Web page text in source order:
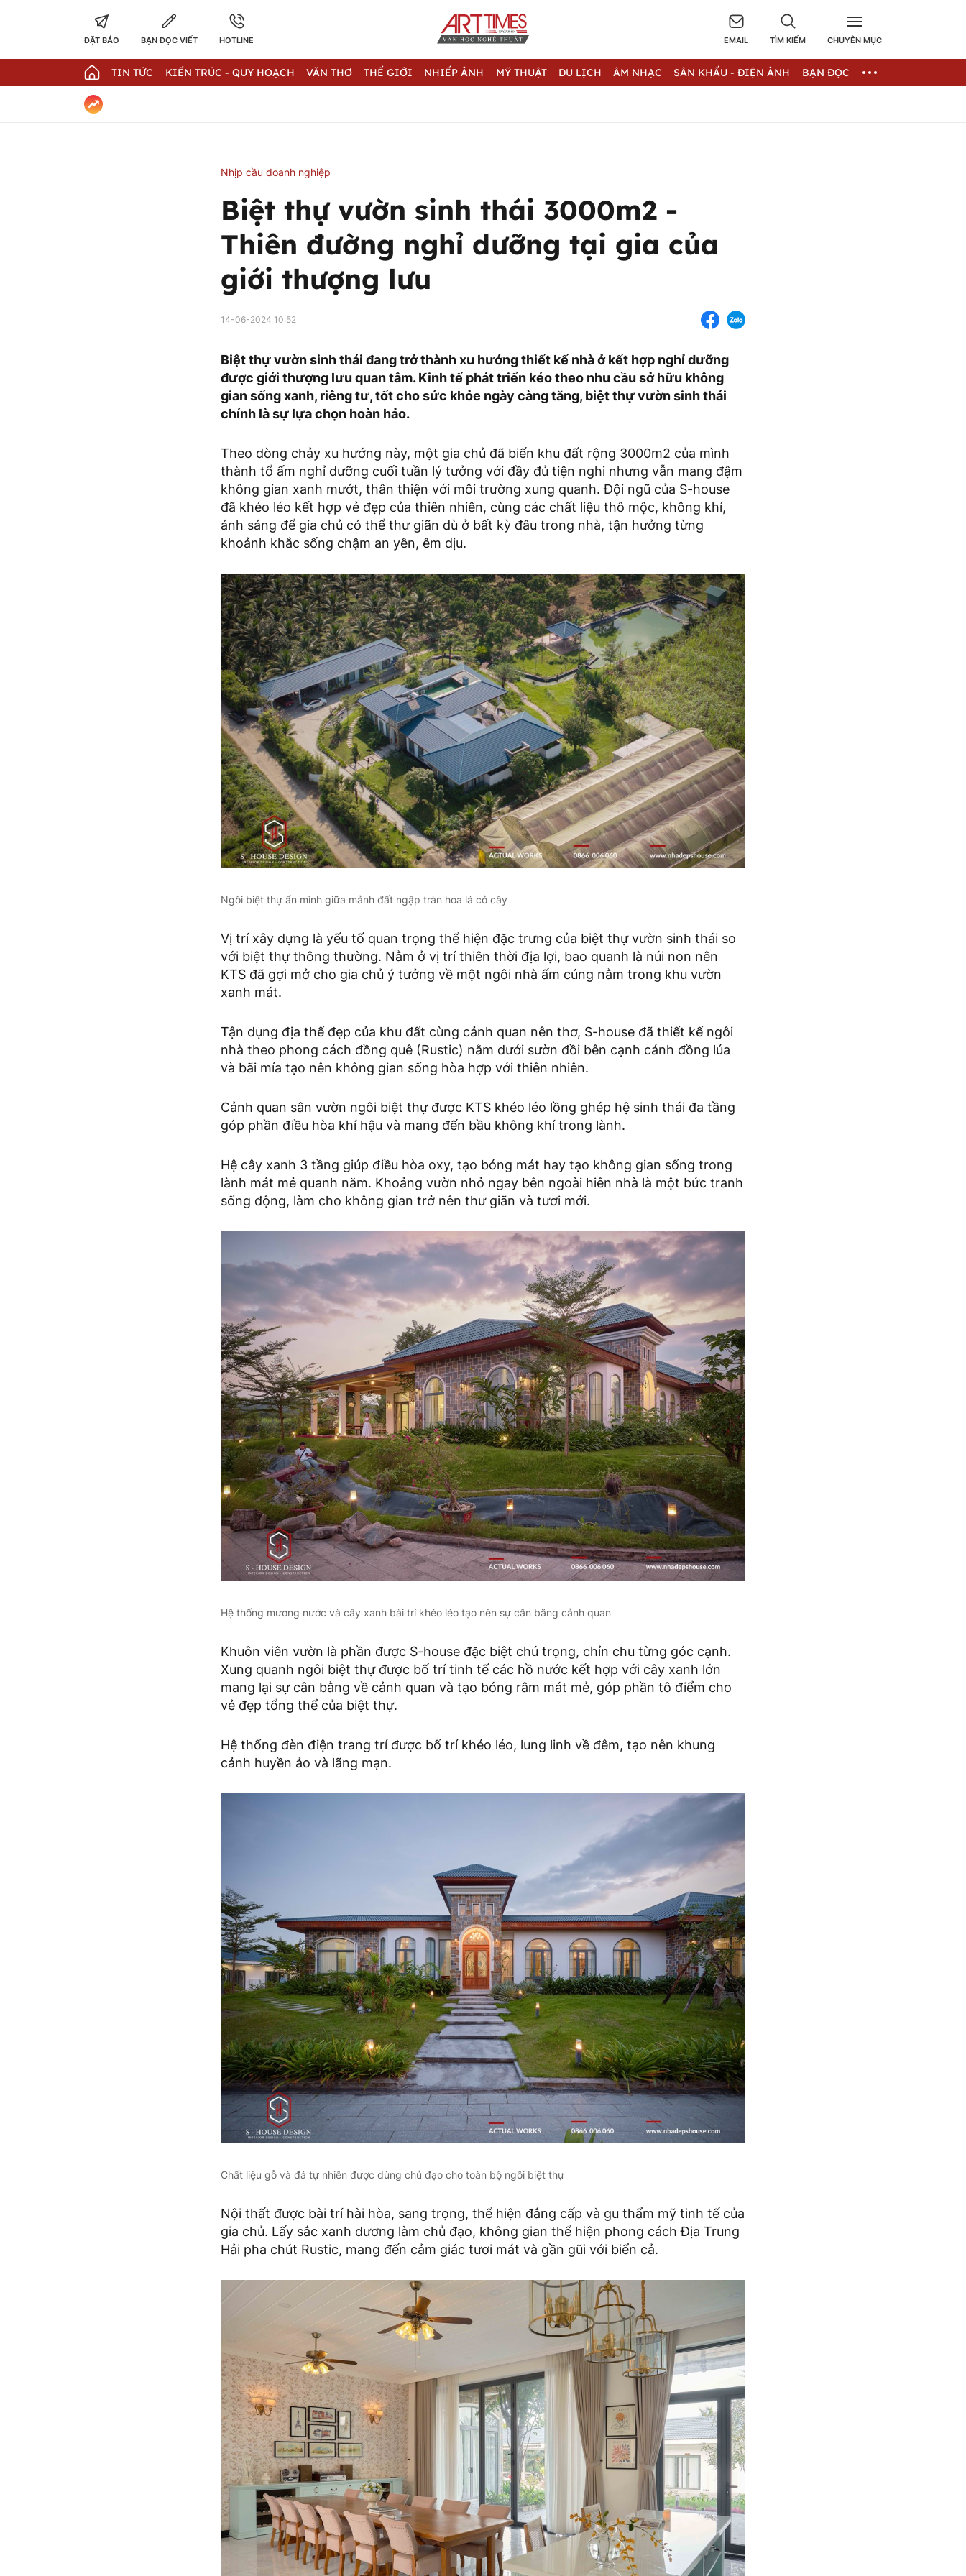
ĐẶT BÁO BẠN ĐỌC VIẾT HOTLINE EMAIL TÌM KIẾM CHUYÊN MỤC
TIN TỨC KIẾN TRÚC - QUY HOẠCH VĂN THƠ THẾ GIỚI NHIẾP ẢNH MỸ THUẬT DU LỊCH ÂM NHẠC SÂN KHẤU - ĐIỆN ẢNH BẠN ĐỌC
Nhịp cầu doanh nghiệp
Biệt thự vườn sinh thái 3000m2 -
Thiên đường nghỉ dưỡng tại gia của
giới thượng lưu
14-06-2024 10:52
Biệt thự vườn sinh thái đang trở thành xu hướng thiết kế nhà ở kết hợp nghỉ dưỡng
được giới thượng lưu quan tâm. Kinh tế phát triển kéo theo nhu cầu sở hữu không
gian sống xanh, riêng tư, tốt cho sức khỏe ngày càng tăng, biệt thự vườn sinh thái
chính là sự lựa chọn hoàn hảo.
Theo dòng chảy xu hướng này, một gia chủ đã biến khu đất rộng 3000m2 của mình
thành tổ ấm nghỉ dưỡng cuối tuần lý tưởng với đầy đủ tiện nghi nhưng vẫn mang đậm
không gian xanh mướt, thân thiện với môi trường xung quanh. Đội ngũ của S-house
đã khéo léo kết hợp vẻ đẹp của thiên nhiên, cùng các chất liệu thô mộc, không khí,
ánh sáng để gia chủ có thể thư giãn dù ở bất kỳ đâu trong nhà, tận hưởng từng
khoảnh khắc sống chậm an yên, êm dịu.
Ngôi biệt thự ẩn mình giữa mảnh đất ngập tràn hoa lá cỏ cây
Vị trí xây dựng là yếu tố quan trọng thể hiện đặc trưng của biệt thự vườn sinh thái so
với biệt thự thông thường. Nằm ở vị trí thiên thời địa lợi, bao quanh là núi non nên
KTS đã gợi mở cho gia chủ ý tưởng về một ngôi nhà ấm cúng nằm trong khu vườn
xanh mát.
Tận dụng địa thế đẹp của khu đất cùng cảnh quan nên thơ, S-house đã thiết kế ngôi
nhà theo phong cách đồng quê (Rustic) nằm dưới sườn đồi bên cạnh cánh đồng lúa
và bãi mía tạo nên không gian sống hòa hợp với thiên nhiên.
Cảnh quan sân vườn ngôi biệt thự được KTS khéo léo lồng ghép hệ sinh thái đa tầng
góp phần điều hòa khí hậu và mang đến bầu không khí trong lành.
Hệ cây xanh 3 tầng giúp điều hòa oxy, tạo bóng mát hay tạo không gian sống trong
lành mát mẻ quanh năm. Khoảng vườn nhỏ ngay bên ngoài hiên nhà là một bức tranh
sống động, làm cho không gian trở nên thư giãn và tươi mới.
Hệ thống mương nước và cây xanh bài trí khéo léo tạo nên sự cân bằng cảnh quan
Khuôn viên vườn là phần được S-house đặc biệt chú trọng, chỉn chu từng góc cạnh.
Xung quanh ngôi biệt thự được bố trí tinh tế các hồ nước kết hợp với cây xanh lớn
mang lại sự cân bằng về cảnh quan và tạo bóng râm mát mẻ, góp phần tô điểm cho
vẻ đẹp tổng thể của biệt thự.
Hệ thống đèn điện trang trí được bố trí khéo léo, lung linh về đêm, tạo nên khung
cảnh huyền ảo và lãng mạn.
Chất liệu gỗ và đá tự nhiên được dùng chủ đạo cho toàn bộ ngôi biệt thự
Nội thất được bài trí hài hòa, sang trọng, thể hiện đẳng cấp và gu thẩm mỹ tinh tế của
gia chủ. Lấy sắc xanh dương làm chủ đạo, không gian thể hiện phong cách Địa Trung
Hải pha chút Rustic, mang đến cảm giác tươi mát và gần gũi với biển cả.